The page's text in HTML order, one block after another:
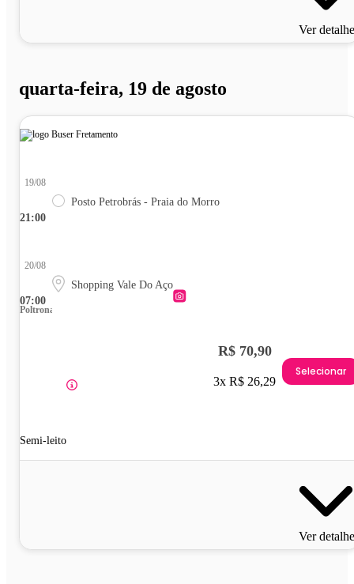
Ver
quarta-feira, 19 de agosto
21:00
19/08
Posto Petrobrás - Praia do Morro
07:00
20/08
Shopping Vale Do Aço
Poltrona
Semi-leito
R$ 70,90
3x R$ 26,29
Selecionar
Ver